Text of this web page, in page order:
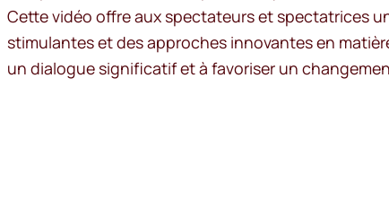
Cette vidéo offre aux spectateurs et spectatrices
stimulantes et des approches innovantes en
un dialogue significatif et à favoriser un